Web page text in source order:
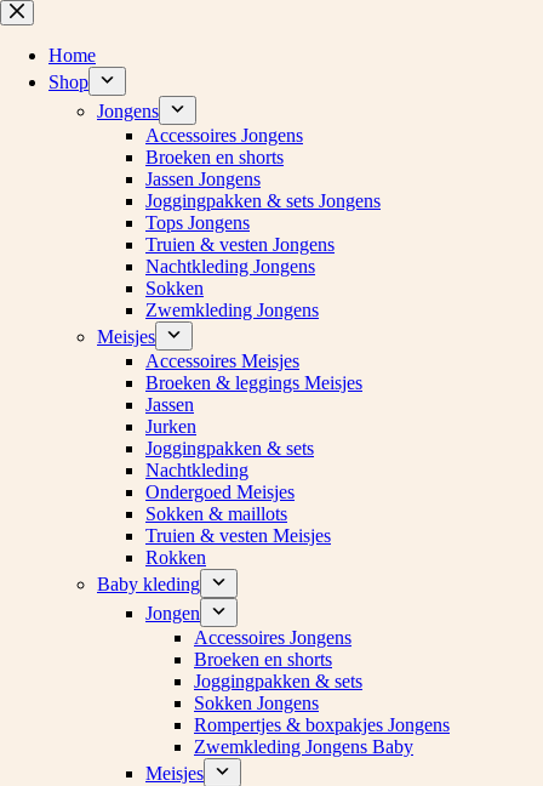
Ga
naar
inhoud
Home
Shop
Jongens
Accessoires Jongens
Broeken en shorts
Jassen Jongens
Joggingpakken & sets Jongens
Tops Jongens
Truien & vesten Jongens
Nachtkleding Jongens
Sokken
Zwemkleding Jongens
Meisjes
Accessoires Meisjes
Broeken & leggings Meisjes
Jassen
Jurken
Joggingpakken & sets
Nachtkleding
Ondergoed Meisjes
Sokken & maillots
Truien & vesten Meisjes
Rokken
Baby kleding
Jongen
Accessoires Jongens
Broeken en shorts
Joggingpakken & sets
Sokken Jongens
Rompertjes & boxpakjes Jongens
Zwemkleding Jongens Baby
Meisjes